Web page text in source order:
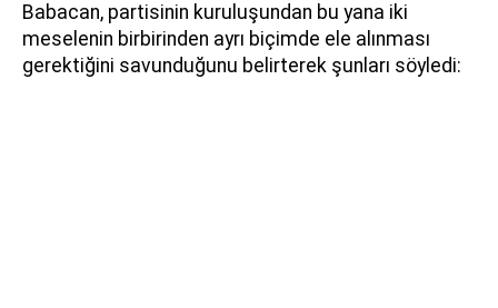
Babacan, partisinin kuruluşundan bu yana iki
meselenin birbirinden ayrı biçimde ele alınması
gerektiğini savunduğunu belirterek şunları söyledi: